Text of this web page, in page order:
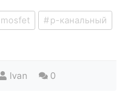
mosfet
p-канальный
Ivan 0